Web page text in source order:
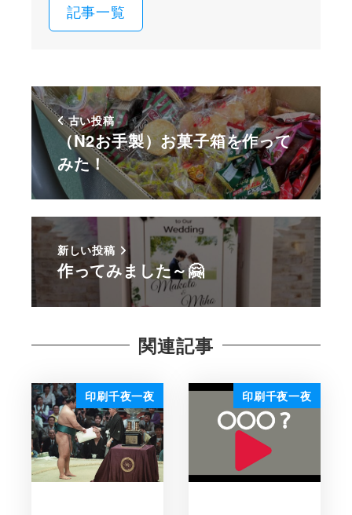
記事一覧
古い投稿
（N2お手製）お菓子箱を作って
みた！
新しい投稿
作ってみました～🤗
関連記事
印刷千夜一夜 印刷千夜一夜